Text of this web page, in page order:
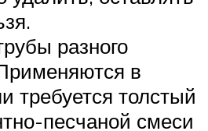
разного
в
требуется толстый
песчаной смеси